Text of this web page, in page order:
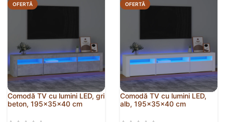
OFERTĂ
Comodă TV cu lumini LED, gri
beton, 195x35x40 cm
OFERTĂ
Comodă TV cu lumini LED,
alb, 195x35x40 cm